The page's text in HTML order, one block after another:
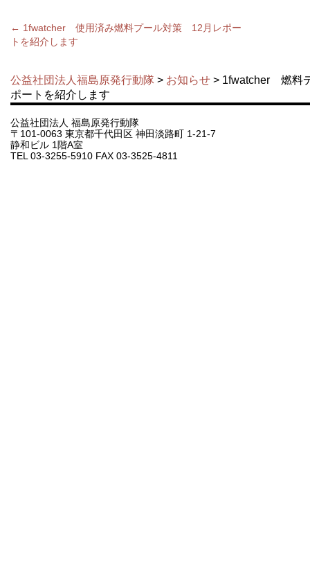
← 1fwatcher 使用済み燃料プール対策 12月レポー
トを紹介します
公益社団法人福島原発行動隊 > お知らせ > 1fwatcher 燃料
ポートを紹介します
公益社団法人 福島原発行動隊
〒101-0063 東京都千代田区 神田淡路町 1-21-7
静和ビル 1階A室
TEL 03-3255-5910 FAX 03-3525-4811